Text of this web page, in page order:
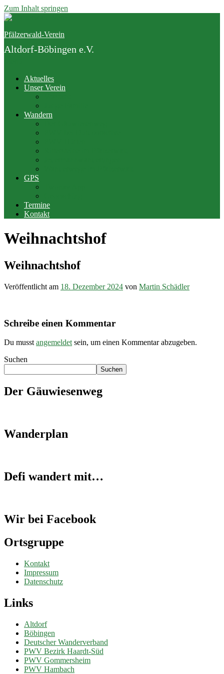
Zum Inhalt springen
Pfälzerwald-Verein
Altdorf-Böbingen e.V.
Aktuelles
Unser Verein
Wandern
GPS
Termine
Kontakt
Weihnachtshof
Weihnachtshof
Veröffentlicht am 18. Dezember 2024 von Martin Schädler
Schreibe einen Kommentar
Du musst angemeldet sein, um einen Kommentar abzugeben.
Suchen
Suchen
Der Gäuwiesenweg
Wanderplan
Defi wandert mit…
Wir bei Facebook
Ortsgruppe
Kontakt
Impressum
Datenschutz
Links
Altdorf
Böbingen
Deutscher Wanderverband
PWV Bezirk Haardt-Süd
PWV Gommersheim
PWV Hambach